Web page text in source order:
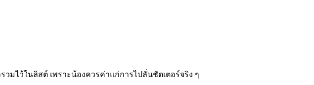
มไว้ในลิสต์ เพราะน้องควรค่าแก่การไปลั่นชัตเตอร์จริง ๆ